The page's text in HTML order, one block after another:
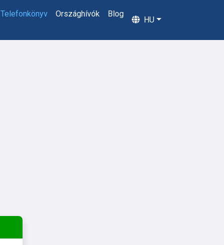
Telefonkönyv Országhívók Blog
HU